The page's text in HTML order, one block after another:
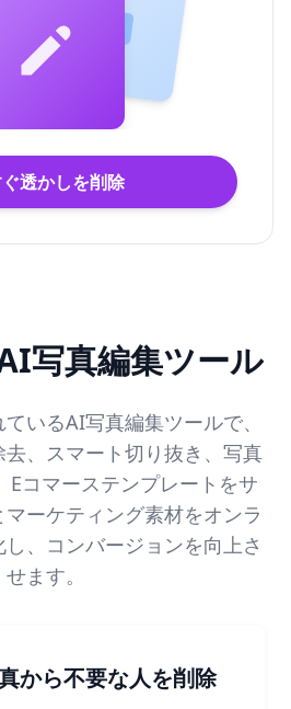
透かしを削除
写真編集ツール
いるAI写真編集ツールで、
、スマート切り抜き、写真
Eコマーステンプレートをサ
ーケティング素材をオンラ
、コンバージョンを向上さ
せます。
から不要な人を削除